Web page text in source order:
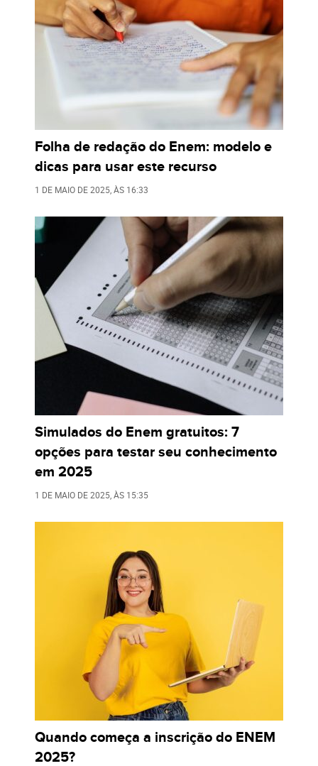
Folha de redação do Enem: modelo e
dicas para usar este recurso
1 DE MAIO DE 2025, ÀS 16:33
Simulados do Enem gratuitos: 7
opções para testar seu conhecimento
em 2025
1 DE MAIO DE 2025, ÀS 15:35
Quando começa a inscrição do ENEM
2025?